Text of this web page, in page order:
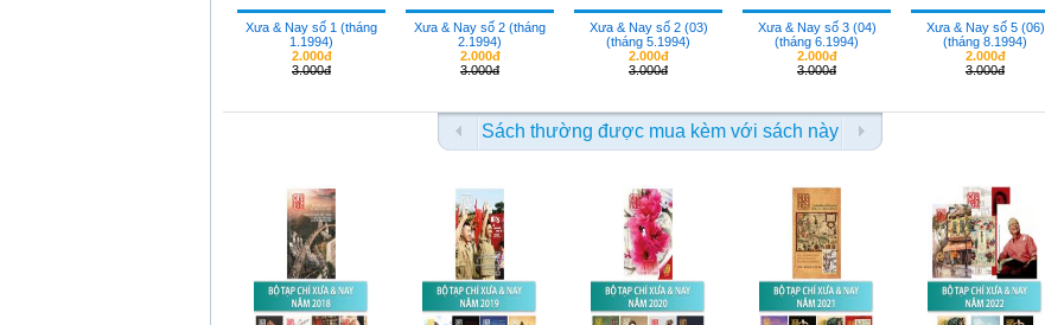
Xưa & Nay số 1 (tháng
1.1994)
2.000đ
3.000đ
Xưa & Nay số 2 (tháng
2.1994)
2.000đ
3.000đ
Xưa & Nay số 2 (03)
(tháng 5.1994)
2.000đ
3.000đ
Xưa & Nay số 3 (04)
(tháng 6.1994)
2.000đ
3.000đ
Xưa & Nay số 5 (06)
(tháng 8.1994)
2.000đ
3.000đ
Sách thường được mua kèm với sách này